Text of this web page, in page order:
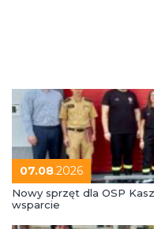
07.08.2026
Nowy sprzęt dla OSP
wsparcie